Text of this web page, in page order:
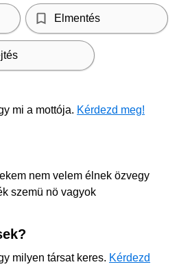
Elmentés
mi a mottója. Kérdezd meg!
nem velem élnek özvegy
szemü nö vagyok
milyen társat keres. Kérdezd